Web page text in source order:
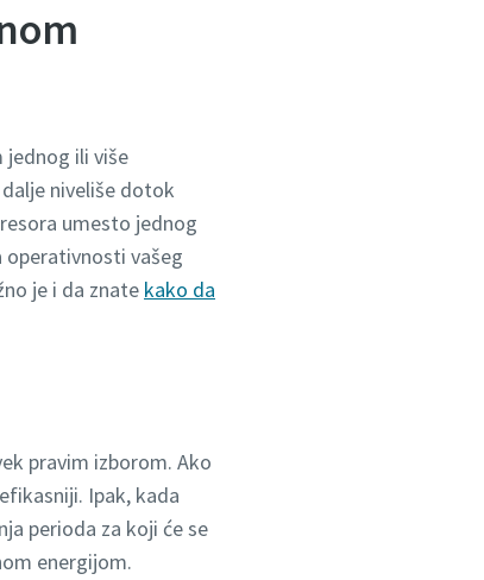
jednog ili više
niveliše dotok
umesto jednog
operativnosti vašeg
je i da znate kako da
pravim izborom. Ako
Ipak, kada
perioda za koji će se
energijom.